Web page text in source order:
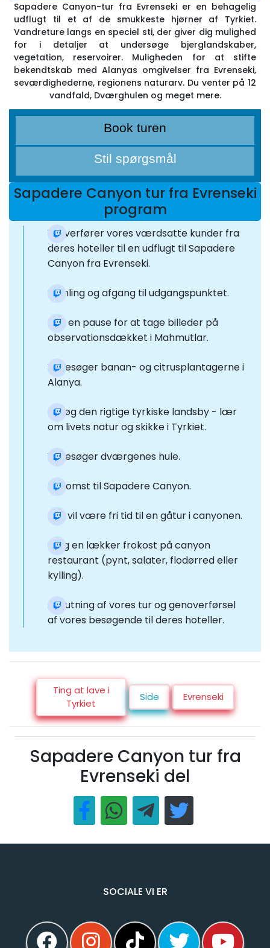
Sapadere Canyon-tur fra Evrenseki er en behagelig
udflugt til et af de smukkeste hjørner af Tyrkiet.
Vandreture langs en speciel sti, der giver dig mulighed
for i detaljer at undersøge bjerglandskaber,
vegetation, reservoirer. Muligheden for at stifte
bekendtskab med Alanyas omgivelser fra Evrenseki,
seværdighederne, regionens naturarv. Du venter på 12
vandfald, Dværghulen og meget mere.
Book turen
Stil spørgsmål
Sapadere Canyon tur fra Evrenseki
program
Vi overfører vores værdsatte kunder fra
deres hoteller til en udflugt til Sapadere
Canyon fra Evrenseki.
Samling og afgang til udgangspunktet.
Tag en pause for at tage billeder på
observationsdækket i Mahmutlar.
Vi besøger banan- og citrusplantagerne i
Alanya.
Besøg den rigtige tyrkiske landsby - lær
om livets natur og skikke i Tyrkiet.
Vi besøger dværgenes hule.
Ankomst til Sapadere Canyon.
Der vil være fri tid til en gåtur i canyonen.
Stag en lækker frokost på canyon
restaurant (pynt, salater, flodørred eller
kylling).
Afslutning af vores tur og genoverførsel
af vores besøgende til deres hoteller.
Ting at lave i
Tyrkiet
Side Evrenseki
Sapadere Canyon tur fra
Evrenseki del
SOCIALE VI ER